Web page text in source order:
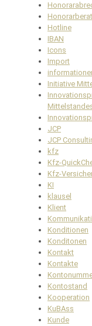
Hotline
IBAN
Icons
Import
Initiative
JCP
JCP
kfz
Kfz-
Kfz-
KI
klausel
Klient
Konditionen
Konditonen
Kontakt
Kontakte
Kontostand
Kooperation
KuBAss
Kunde